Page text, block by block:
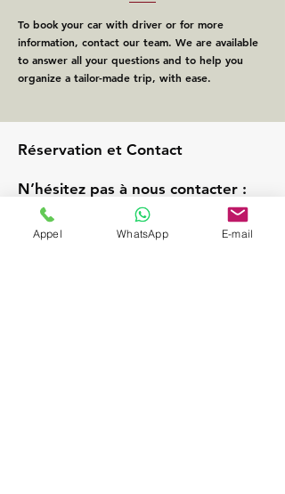
To book your car with driver or for more
information, contact our team. We are available
to answer all your questions and to help you
organize a tailor-made trip, with ease.
Réservation et Contact
N’hésitez pas à nous contacter :
Téléphone :
+33 6 68 98 21 86
E-mail :
Appel WhatsApp E-mail